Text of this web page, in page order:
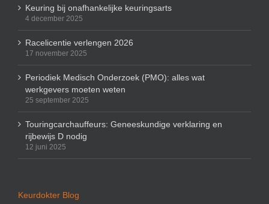
Keuring bij onafhankelijke keuringsarts
4 december 2025
Racelicentie verlengen 2026
17 november 2025
Periodiek Medisch Onderzoek (PMO): alles wat
werkgevers moeten weten
25 september 2025
Touringcarchauffeurs: Geneeskundige verklaring en
rijbewijs D nodig
12 juni 2025
Keurdokter Blog